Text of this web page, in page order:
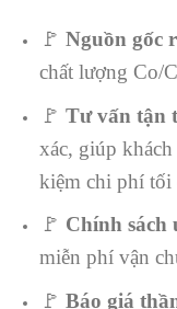
🚩 Nguồn gốc
chất lượng Co/
🚩 Tư vấn tận
xác, giúp
kiệm chi phí tối
🚩 Chính sách
miễn phí vận
🚩 Báo giá